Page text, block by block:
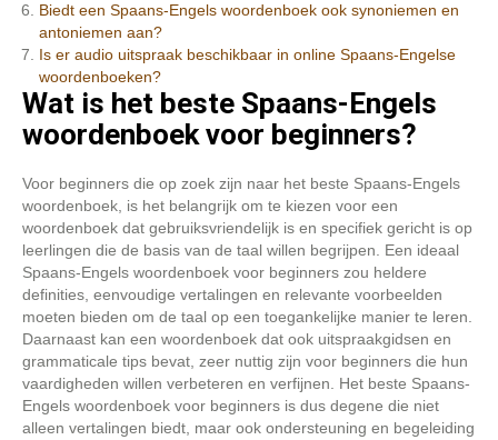
Biedt een Spaans-Engels woordenboek ook synoniemen en
antoniemen aan?
Is er audio uitspraak beschikbaar in online Spaans-Engelse
woordenboeken?
Wat is het beste Spaans-Engels
woordenboek voor beginners?
Voor beginners die op zoek zijn naar het beste Spaans-Engels
woordenboek, is het belangrijk om te kiezen voor een
woordenboek dat gebruiksvriendelijk is en specifiek gericht is op
leerlingen die de basis van de taal willen begrijpen. Een ideaal
Spaans-Engels woordenboek voor beginners zou heldere
definities, eenvoudige vertalingen en relevante voorbeelden
moeten bieden om de taal op een toegankelijke manier te leren.
Daarnaast kan een woordenboek dat ook uitspraakgidsen en
grammaticale tips bevat, zeer nuttig zijn voor beginners die hun
vaardigheden willen verbeteren en verfijnen. Het beste Spaans-
Engels woordenboek voor beginners is dus degene die niet
alleen vertalingen biedt, maar ook ondersteuning en begeleiding